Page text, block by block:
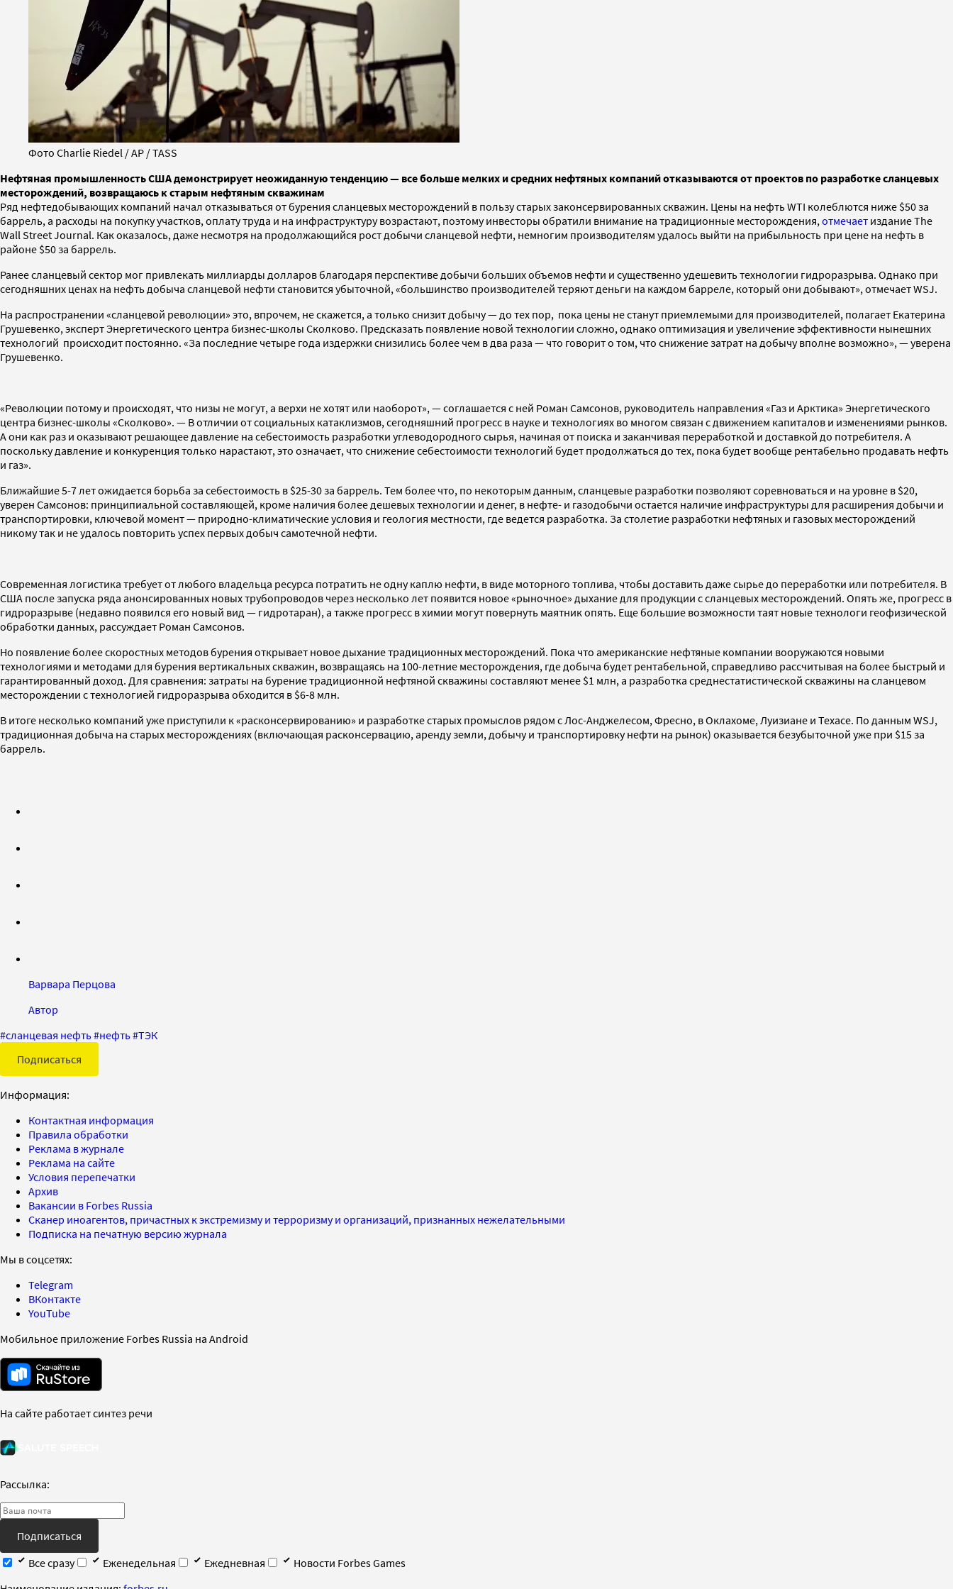
Фото Charlie Riedel / AP / TASS
Нефтяная промышленность США демонстрирует неожиданную тенденцию — все больше мелких и средних нефтяных компаний отказываются от проектов по разработке сланцевых
месторождений, возвращаюсь к старым нефтяным скважинам
Ряд нефтедобывающих компаний начал отказываться от бурения сланцевых месторождений в пользу старых законсервированных скважин. Цены на нефть WTI колеблются ниже $50 за
баррель, а расходы на покупку участков, оплату труда и на инфраструктуру возрастают, поэтому инвесторы обратили внимание на традиционные месторождения, отмечает издание The
Wall Street Journal. Как оказалось, даже несмотря на продолжающийся рост добычи сланцевой нефти, немногим производителям удалось выйти на прибыльность при цене на нефть в
районе $50 за баррель.
Ранее сланцевый сектор мог привлекать миллиарды долларов благодаря перспективе добычи больших объемов нефти и существенно удешевить технологии гидроразрыва. Однако при
сегодняшних ценах на нефть добыча сланцевой нефти становится убыточной, «большинство производителей теряют деньги на каждом барреле, который они добывают», отмечает WSJ.
На распространении «сланцевой революции» это, впрочем, не скажется, а только снизит добычу — до тех пор, пока цены не станут приемлемыми для производителей, полагает Екатерина
Грушевенко, эксперт Энергетического центра бизнес-школы Сколково. Предсказать появление новой технологии сложно, однако оптимизация и увеличение эффективности нынешних
технологий происходит постоянно. «За последние четыре года издержки снизились более чем в два раза — что говорит о том, что снижение затрат на добычу вполне возможно», — уверена
Грушевенко.
«Революции потому и происходят, что низы не могут, а верхи не хотят или наоборот», — соглашается с ней Роман Самсонов, руководитель направления «Газ и Арктика» Энергетического
центра бизнес-школы «Сколково». — В отличии от социальных катаклизмов, сегодняшний прогресс в науке и технологиях во многом связан с движением капиталов и изменениями рынков.
А они как раз и оказывают решающее давление на себестоимость разработки углеводородного сырья, начиная от поиска и заканчивая переработкой и доставкой до потребителя. А
поскольку давление и конкуренция только нарастают, это означает, что снижение себестоимости технологий будет продолжаться до тех, пока будет вообще рентабельно продавать нефть
и газ».
Ближайшие 5-7 лет ожидается борьба за себестоимость в $25-30 за баррель. Тем более что, по некоторым данным, сланцевые разработки позволяют соревноваться и на уровне в $20,
уверен Самсонов: принципиальной составляющей, кроме наличия более дешевых технологии и денег, в нефте- и газодобычи остается наличие инфраструктуры для расширения добычи и
транспортировки, ключевой момент — природно-климатические условия и геология местности, где ведется разработка. За столетие разработки нефтяных и газовых месторождений
никому так и не удалось повторить успех первых добыч самотечной нефти.
Современная логистика требует от любого владельца ресурса потратить не одну каплю нефти, в виде моторного топлива, чтобы доставить даже сырье до переработки или потребителя. В
США после запуска ряда анонсированных новых трубопроводов через несколько лет появится новое «рыночное» дыхание для продукции с сланцевых месторождений. Опять же, прогресс в
гидроразрыве (недавно появился его новый вид — гидротаран), а также прогресс в химии могут повернуть маятник опять. Еще большие возможности таят новые технологи геофизической
обработки данных, рассуждает Роман Самсонов.
Но появление более скоростных методов бурения открывает новое дыхание традиционных месторождений. Пока что американские нефтяные компании вооружаются новыми
технологиями и методами для бурения вертикальных скважин, возвращаясь на 100-летние месторождения, где добыча будет рентабельной, справедливо рассчитывая на более быстрый и
гарантированный доход. Для сравнения: затраты на бурение традиционной нефтяной скважины составляют менее $1 млн, а разработка среднестатистической скважины на сланцевом
месторождении с технологией гидроразрыва обходится в $6-8 млн.
В итоге несколько компаний уже приступили к «расконсервированию» и разработке старых промыслов рядом с Лос-Анджелесом, Фресно, в Оклахоме, Луизиане и Техасе. По данным WSJ,
традиционная добыча на старых месторождениях (включающая расконсервацию, аренду земли, добычу и транспортировку нефти на рынок) оказывается безубыточной уже при $15 за
баррель.
Варвара Перцова
Автор
#сланцевая нефть#нефть#ТЭК
Подписаться
Информация:
Контактная информация
Правила обработки
Реклама в журнале
Реклама на сайте
Условия перепечатки
Архив
Вакансии в Forbes Russia
Сканер иноагентов, причастных к экстремизму и терроризму и организаций, признанных нежелательными
Подписка на печатную версию журнала
Мы в соцсетях:
Telegram
ВКонтакте
YouTube
Мобильное приложение Forbes Russia на Android
На сайте работает синтез речи
Рассылка:
Подписаться
Все сразу
Еженедельная Ежедневная
Новости Forbes Games